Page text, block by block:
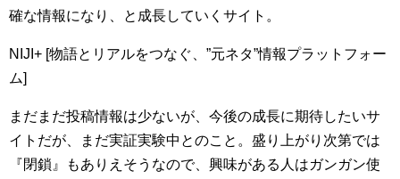
確な情報になり、と成長していくサイト。
NIJI+ [物語とリアルをつなぐ、”元ネタ”情報プラットフォー
ム]
まだまだ投稿情報は少ないが、今後の成長に期待したいサ
イトだが、まだ実証実験中とのこと。盛り上がり次第では
『閉鎖』もありえそうなので、興味がある人はガンガン使